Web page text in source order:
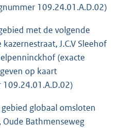
109.24.01.A.D.02)
met de volgende
J.C.V Sleehof
(exacte
op kaart
globaal omsloten
Oude Bathmenseweg